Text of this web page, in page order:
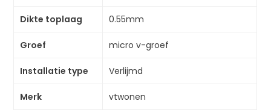
Dikte toplaag 0.55mm
Groef micro v-groef
Installatie type Verlijmd
Merk vtwonen